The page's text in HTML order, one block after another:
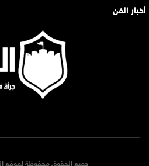
أخبار الفن
جميع الحقوق محفوظة لموقع